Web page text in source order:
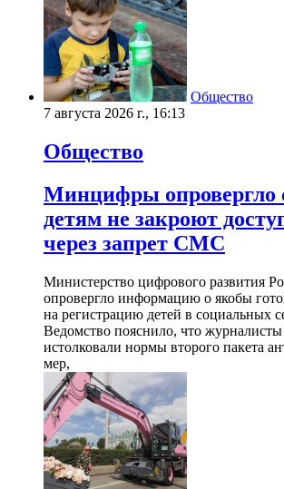
Общество
7 августа 2026 г., 16:13
Общество
Минцифры опровергло
детям не закроют
через запрет СМС
Министерство цифрового развития
опровергло информацию о якобы
на регистрацию детей в социальных
Ведомство пояснило, что
истолковали нормы второго пакета
мер,